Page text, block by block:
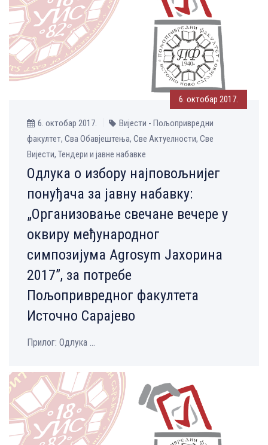
6. октобар 2017.
6. октобар 2017.
Вијести - Пољопривредни
факултет, Сва Обавјештења, Све Aктуелности, Све
Вијести, Тендери и јавне набавке
Одлука о избору најповољнијег
понуђача за јавну набавку:
„Oрганизовање свечане вечере у
оквиру међународног
симпозијума Agrosym Јахорина
2017”, за потребе
Пољопривредног факултета
Источно Сарајево
Прилог: Одлука ...